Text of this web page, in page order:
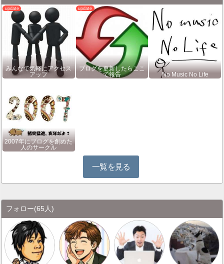
みんなで気軽にアクセス
アップ
ブログを更新したらここ
で報告
No Music No Life
2007年にブログを創めた
人のサークル
一覧を見る
フォロー(65人)